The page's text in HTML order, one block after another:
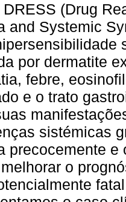
(Drug
and Systemic
por dermatite
febre,
e o trato
sistémicas
precocemente
o